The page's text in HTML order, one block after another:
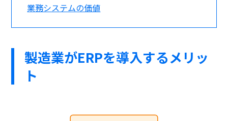
業務システムの価値
製造業がERPを導入するメリッ
ト